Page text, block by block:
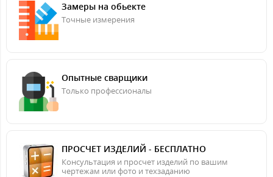
Замеры на обьекте
Точные измерения
Опытные сварщики
Только профессионалы
ПРОСЧЕТ ИЗДЕЛИЙ - БЕСПЛАТНО
Консультация и просчет изделий по вашим
чертежам или фото и техзаданию